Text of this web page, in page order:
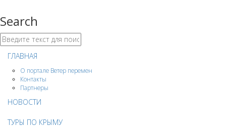
Search
ГЛАВНАЯ
О портале Ветер перемен
Контакты
Партнеры
НОВОСТИ
ТУРЫ ПО КРЫМУ